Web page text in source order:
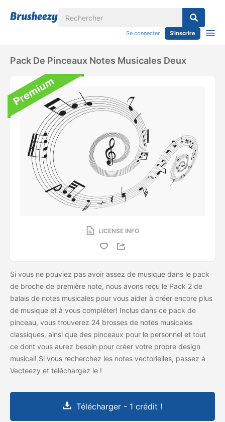
Se connecter S'inscrire
Pack De Pinceaux Notes Musicales Deux
LICENSE INFO
Si vous ne pouviez pas avoir assez de musique dans le pack
de broche de première note, nous avons reçu le Pack 2 de
balais de notes musicales pour vous aider à créer encore plus
de musique et à vous compléter! Inclus dans ce pack de
pinceau, vous trouverez 24 brosses de notes musicales
classiques, ainsi que des pinceaux pour le personnel et tout
ce dont vous aurez besoin pour créer votre propre design
musical! Si vous recherchez les notes vectorielles, passez à
Vecteezy et téléchargez le !
Télécharger - 1 crédit !